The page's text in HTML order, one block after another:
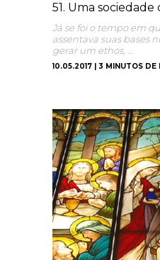
51. Uma
Já se foi o tempo em
assentava suas bases
gerar um ethos, …
10.05.2017 | 3 MINUTOS DE